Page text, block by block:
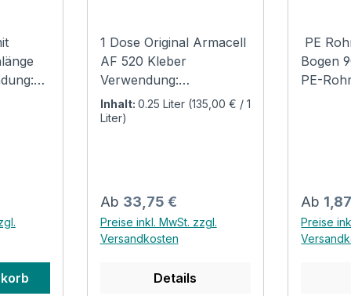
für
–
1 Dose Original Armacell
AF 520 Kleber
Verwendung:
Kontaktkleber auf Basis
Polychloropren, frei von
ﬂexiblen Armaﬂex
Dämmstoffe (außer HT/
Armaﬂex). Einwandfreie
Haftung auf
keine Haftung auf
Inhalt: 0.25 Liter (135,00 € / 1
Liter)
Regulärer Preis:
Ab 33,75 €
Preise inkl. MwSt. zzgl.
Versandkosten
Details
PE
Bogen
PE-
Ab
Preise